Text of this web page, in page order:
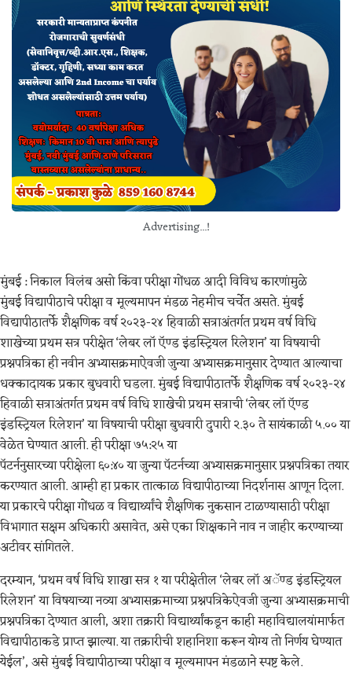
Advertising...!
मुंबई : निकाल विलंब असो किंवा परीक्षा गोंधळ आदी विविध कारणांमुळे
मुंबई विद्यापीठाचे परीक्षा व मूल्यमापन मंडळ नेहमीच चर्चेत असते. मुंबई
विद्यापीठातर्फे शैक्षणिक वर्ष २०२३-२४ हिवाळी सत्राअंतर्गत प्रथम वर्ष विधि
शाखेच्या प्रथम सत्र परीक्षेत ‘लेबर लॉ ऍण्ड इंडस्ट्रियल रिलेशन’ या विषयाची
प्रश्नपत्रिका ही नवीन अभ्यासक्रमाऐवजी जुन्या अभ्यासक्रमानुसार देण्यात आल्याचा
धक्कादायक प्रकार बुधवारी घडला. मुंबई विद्यापीठातर्फे शैक्षणिक वर्ष २०२३-२४
हिवाळी सत्राअंतर्गत प्रथम वर्ष विधि शाखेची प्रथम सत्राची ‘लेबर लॉ ऍण्ड
इंडस्ट्रियल रिलेशन’ या विषयाची परीक्षा बुधवारी दुपारी २.३० ते सायंकाळी ५.०० या
वेळेत घेण्यात आली. ही परीक्षा ७५:२५ या
पॅटर्ननुसारच्या परीक्षेला ६०:४० या जुन्या पॅटर्नच्या अभ्यासक्रमानुसार प्रश्नपत्रिका तयार
करण्यात आली. आम्ही हा प्रकार तात्काळ विद्यापीठाच्या निदर्शनास आणून दिला.
या प्रकारचे परीक्षा गोंधळ व विद्यार्थ्यांचे शैक्षणिक नुकसान टाळण्यासाठी परीक्षा
विभागात सक्षम अधिकारी असावेत, असे एका शिक्षकाने नाव न जाहीर करण्याच्या
अटीवर सांगितले.
दरम्यान, ‘प्रथम वर्ष विधि शाखा सत्र १ या परीक्षेतील ‘लेबर लॉ अॅण्ड इंडस्ट्रियल
रिलेशन’ या विषयाच्या नव्या अभ्यासक्रमाच्या प्रश्नपत्रिकेऐवजी जुन्या अभ्यासक्रमाची
प्रश्नपत्रिका देण्यात आली, अशा तक्रारी विद्यार्थ्यांकडून काही महाविद्यालयांमार्फत
विद्यापीठाकडे प्राप्त झाल्या. या तक्रारीची शहानिशा करून योग्य तो निर्णय घेण्यात
येईल’, असे मुंबई विद्यापीठाच्या परीक्षा व मूल्यमापन मंडळाने स्पष्ट केले.